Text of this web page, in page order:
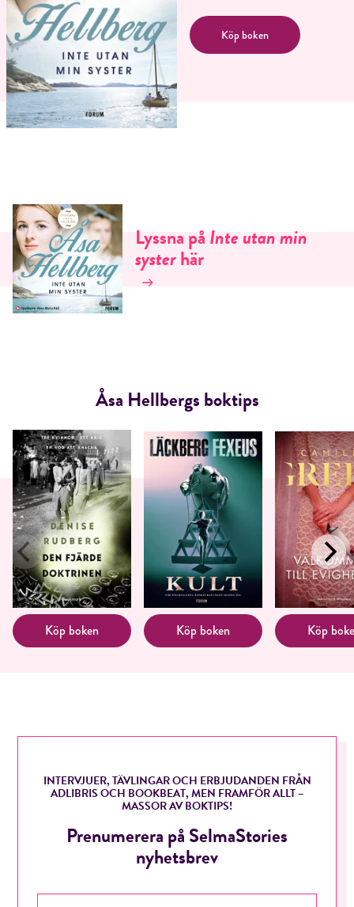
Jag accepterar villkoren.
Köp boken
Lyssna påInte utan min
systerhär
Köp boken Köp boken Köp
Åsa Hellbergs boktips
INTERVJUER, TÄVLINGAR OCH ERBJUDANDEN FRÅN
ADLIBRIS OCH BOOKBEAT, MEN FRAMFÖR ALLT –
MASSOR AV BOKTIPS!
Prenumerera på SelmaStories
nyhetsbrev